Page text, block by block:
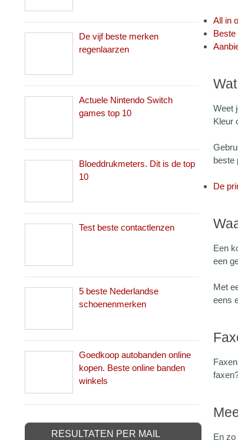
All in
Beste
Weet
Kleur
beste
De
Een
een
Met
eens
En zo
De vijf beste merken
regenlaarzen
Actuele Nintendo Switch
games top 10
Bloeddrukmeters. Dit is de top
10
Test beste contactlenzen
5 beste Nederlandse
schoenenmerken
Goedkoop autobanden online
kopen. Beste online banden
winkels
RESULTATEN PER MAIL